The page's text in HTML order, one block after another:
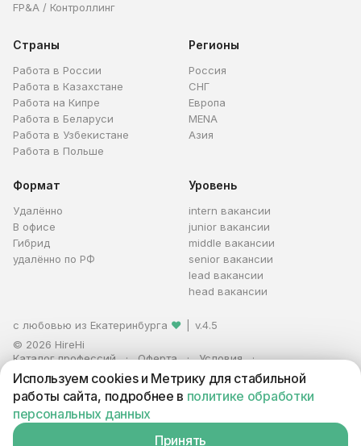
FP&A / Контроллинг
Страны
Работа в России
Работа в Казахстане
Работа на Кипре
Работа в Беларуси
Работа в Узбекистане
Работа в Польше
Регионы
Россия
СНГ
Европа
MENA
Азия
Формат
Удалённо
В офисе
Гибрид
удалённо по РФ
Уровень
intern вакансии
junior вакансии
middle вакансии
senior вакансии
lead вакансии
head вакансии
с любовью из Екатеринбурга ❤
v.4.5
© 2026 HireHi
Каталог профессий
Оферта
Условия
Персональные данные
Реклама
ИП Захаров Антон Алексеевич · ИНН 663005711880 · ОГРНИП
321665800059102
Используем cookies и Метрику для стабильной
работы сайта, подробнее в политике обработки
персональных данных
Принять